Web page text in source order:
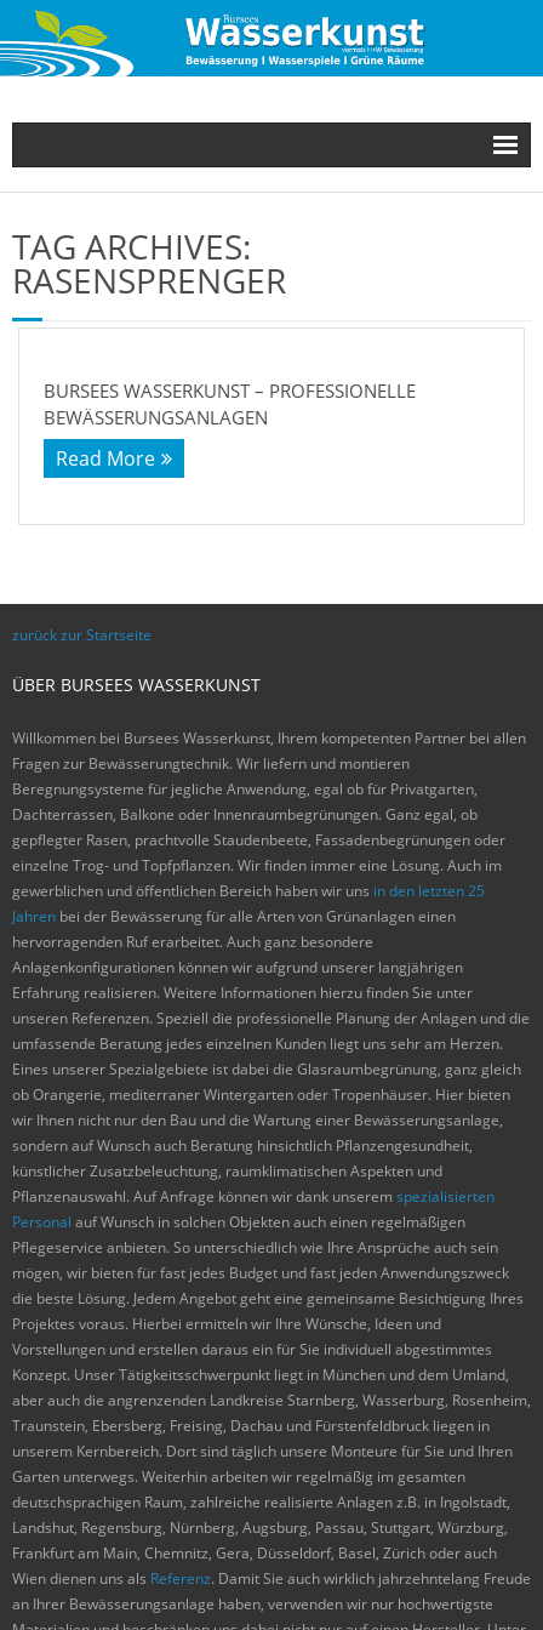
Unsere Leistungen
Referenzen
Neuigkeiten
TAG ARCHIVES:
RASENSPRENGER
BURSEES WASSERKUNST – PROFESSIONELLE
BEWÄSSERUNGSANLAGEN
Read More
zurück zur Startseite
ÜBER BURSEES WASSERKUNST
Willkommen bei Bursees Wasserkunst, Ihrem kompetenten Partner bei allen
Fragen zur Bewässerungtechnik. Wir liefern und montieren
Beregnungsysteme für jegliche Anwendung, egal ob für Privatgarten,
Dachterrassen, Balkone oder Innenraumbegrünungen. Ganz egal, ob
gepflegter Rasen, prachtvolle Staudenbeete, Fassadenbegrünungen oder
einzelne Trog- und Topfpflanzen. Wir finden immer eine Lösung. Auch im
gewerblichen und öffentlichen Bereich haben wir uns in den letzten 25
Jahren bei der Bewässerung für alle Arten von Grünanlagen einen
hervorragenden Ruf erarbeitet. Auch ganz besondere
Anlagenkonfigurationen können wir aufgrund unserer langjährigen
Erfahrung realisieren. Weitere Informationen hierzu finden Sie unter
unseren Referenzen. Speziell die professionelle Planung der Anlagen und die
umfassende Beratung jedes einzelnen Kunden liegt uns sehr am Herzen.
Eines unserer Spezialgebiete ist dabei die Glasraumbegrünung, ganz gleich
ob Orangerie, mediterraner Wintergarten oder Tropenhäuser. Hier bieten
wir Ihnen nicht nur den Bau und die Wartung einer Bewässerungsanlage,
sondern auf Wunsch auch Beratung hinsichtlich Pflanzengesundheit,
künstlicher Zusatzbeleuchtung, raumklimatischen Aspekten und
Pflanzenauswahl. Auf Anfrage können wir dank unserem spezialisierten
Personal auf Wunsch in solchen Objekten auch einen regelmäßigen
Pflegeservice anbieten. So unterschiedlich wie Ihre Ansprüche auch sein
mögen, wir bieten für fast jedes Budget und fast jeden Anwendungszweck
die beste Lösung. Jedem Angebot geht eine gemeinsame Besichtigung Ihres
Projektes voraus. Hierbei ermitteln wir Ihre Wünsche, Ideen und
Vorstellungen und erstellen daraus ein für Sie individuell abgestimmtes
Konzept. Unser Tätigkeitsschwerpunkt liegt in München und dem Umland,
aber auch die angrenzenden Landkreise Starnberg, Wasserburg, Rosenheim,
Traunstein, Ebersberg, Freising, Dachau und Fürstenfeldbruck liegen in
unserem Kernbereich. Dort sind täglich unsere Monteure für Sie und Ihren
Garten unterwegs. Weiterhin arbeiten wir regelmäßig im gesamten
deutschsprachigen Raum, zahlreiche realisierte Anlagen z.B. in Ingolstadt,
Landshut, Regensburg, Nürnberg, Augsburg, Passau, Stuttgart, Würzburg,
Frankfurt am Main, Chemnitz, Gera, Düsseldorf, Basel, Zürich oder auch
Wien dienen uns als Referenz. Damit Sie auch wirklich jahrzehntelang Freude
an Ihrer Bewässerungsanlage haben, verwenden wir nur hochwertigste